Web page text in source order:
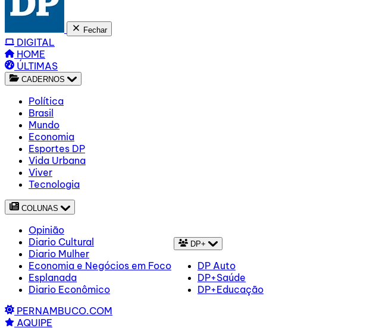
Fechar
DIGITAL
HOME
ÚLTIMAS
CADERNOS
Política
Brasil
Mundo
Economia
Esportes DP
Vida Urbana
Viver
Tecnologia
COLUNAS
Opinião
Diario Cultural
Diario Mulher
Economia e Negócios em Foco
Esplanada
Diario Econômico
DP+
DP Auto
DP+Saúde
DP+Educação
PERNAMBUCO.COM
AQUIPE